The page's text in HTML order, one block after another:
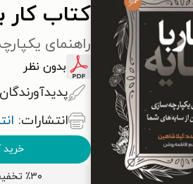
کتاب کار
راهنمای
بدون نظر
انتشارات:
خرید
٪۳۰ تخفیف اولین خرید کتاب با کد